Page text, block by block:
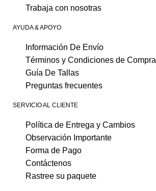
Trabaja con nosotras
AYUDA & APOYO
Información De Envío
Términos y Condiciones de Compra
Guía De Tallas
Preguntas frecuentes
SERVICIO AL CLIENTE
Política de Entrega y Cambios
Observación Importante
Forma de Pago
Contáctenos
Rastree su paquete